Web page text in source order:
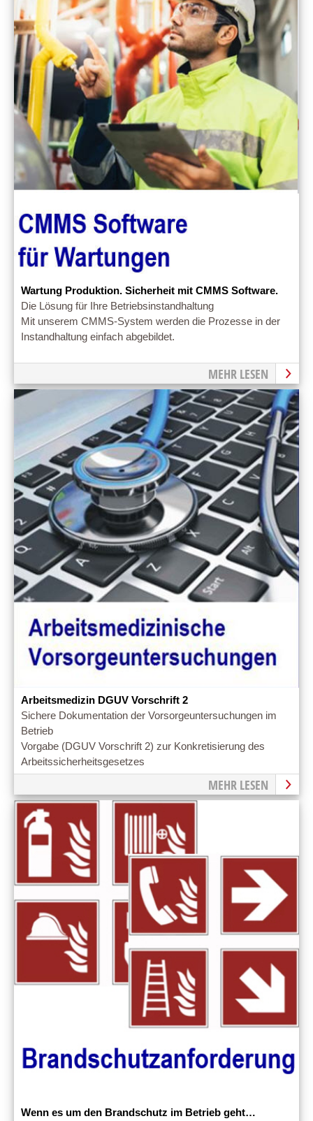
Wartung Produktion. Sicherheit mit CMMS Software.
Die Lösung für Ihre Betriebsinstandhaltung
Mit unserem CMMS-System werden die Prozesse in der
Instandhaltung einfach abgebildet.
MEHR LESEN
Arbeitsmedizin DGUV Vorschrift 2
Sichere Dokumentation der Vorsorgeuntersuchungen im
Betrieb
Vorgabe (DGUV Vorschrift 2) zur Konkretisierung des
Arbeitssicherheitsgesetzes
MEHR LESEN
Wenn es um den Brandschutz im Betrieb geht…